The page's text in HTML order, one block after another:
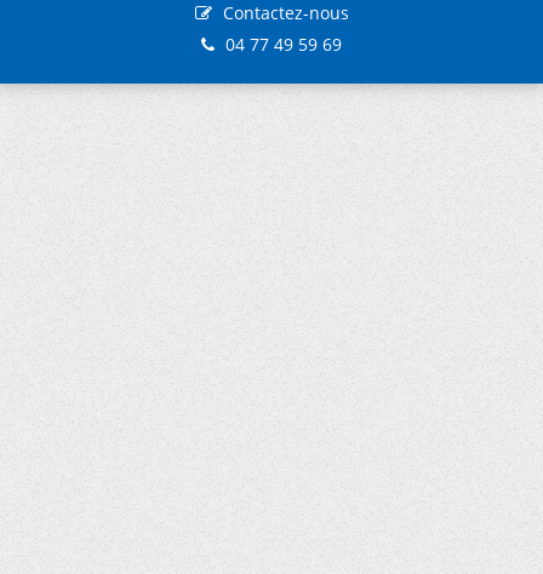
Contactez-nous
04 77 49 59 69